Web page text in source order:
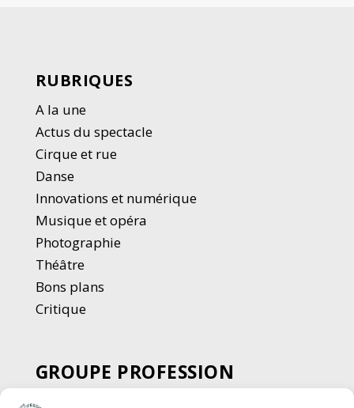
RUBRIQUES
A la une
Actus du spectacle
Cirque et rue
Danse
Innovations et numérique
Musique et opéra
Photographie
Théâtre
Bons plans
Critique
GROUPE PROFESSION
SPECTACLE